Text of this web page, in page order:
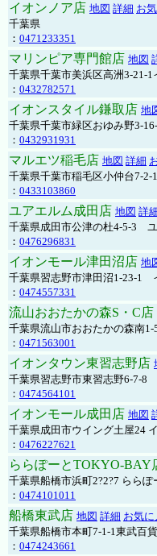
イオンノア店 地図 詳細 お
千葉県
： 0471233351
マリンピア専門館店 地図
千葉県千葉市美浜区高洲3-21-
： 0432782571
イオンスタイル鎌取店 地
千葉県千葉市緑区おゆみ野3-
： 0432931931
マルエツ稲毛店 地図 詳細
千葉県千葉市稲毛区小仲台7-2-
： 0433103860
ユアエルム成田店 地図 詳
千葉県成田市公津の杜4-5-3
： 0476296831
イオンモール津田沼店 地
千葉県習志野市津田沼1-23-1
： 0474557331
流山おおたかの森S・C店
千葉県流山市おおたかの森南1-
： 0471563001
イオンタウン東習志野店
千葉県習志野市東習志野6-7-8
： 0474564101
イオンモール成田店 地図
千葉県成田市ウイング土屋24
： 0476227621
ららぽーとTOKYO-BAY
千葉県船橋市浜町2?2?7 ららぽ
： 0474101011
船橋東武店 地図 詳細 お気
千葉県船橋市本町7-1-1東武百
： 0474243661